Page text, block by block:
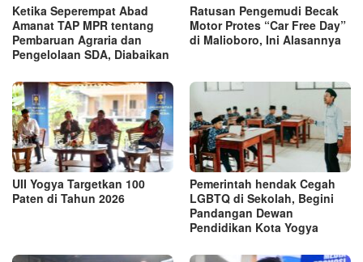
Ketika Seperempat Abad
Amanat TAP MPR tentang
Pembaruan Agraria dan
Pengelolaan SDA, Diabaikan
Ratusan Pengemudi Becak
Motor Protes “Car Free Day”
di Malioboro, Ini Alasannya
UII Yogya Targetkan 100
Paten di Tahun 2026
Pemerintah hendak Cegah
LGBTQ di Sekolah, Begini
Pandangan Dewan
Pendidikan Kota Yogya